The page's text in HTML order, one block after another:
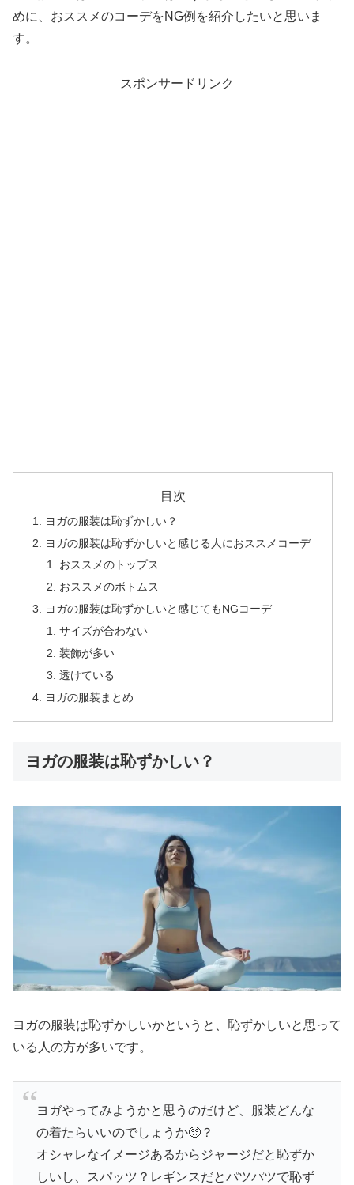
めに、おススメのコーデをNG例を紹介したいと思いま
す。
スポンサードリンク
目次
ヨガの服装は恥ずかしい？
ヨガの服装は恥ずかしいと感じる人におススメコーデ
おススメのトップス
おススメのボトムス
ヨガの服装は恥ずかしいと感じてもNGコーデ
サイズが合わない
装飾が多い
透けている
ヨガの服装まとめ
ヨガの服装は恥ずかしい？
ヨガの服装は恥ずかしいかというと、恥ずかしいと思って
いる人の方が多いです。
ヨガやってみようかと思うのだけど、服装どんな
の着たらいいのでしょうか🥺？
オシャレなイメージあるからジャージだと恥ずか
しいし、スパッツ？レギンスだとパツパツで恥ず